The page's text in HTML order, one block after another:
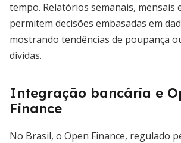
tempo. Relatórios semanais, mensais
permitem decisões embasadas em
mostrando tendências de poupança
dívidas.
Integração bancária e
Finance
No Brasil, o Open Finance, regulado